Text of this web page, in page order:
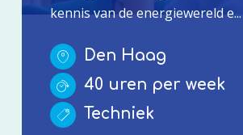
kennis van de energiewereld e...
Den Haag
40 uren per week
Techniek